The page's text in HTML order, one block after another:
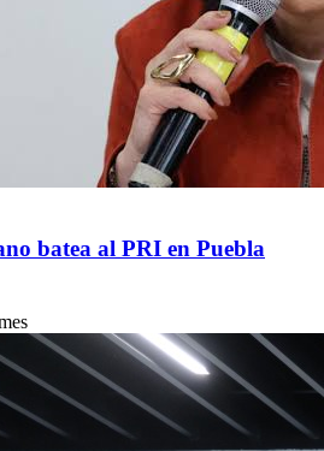
batea al PRI en Puebla